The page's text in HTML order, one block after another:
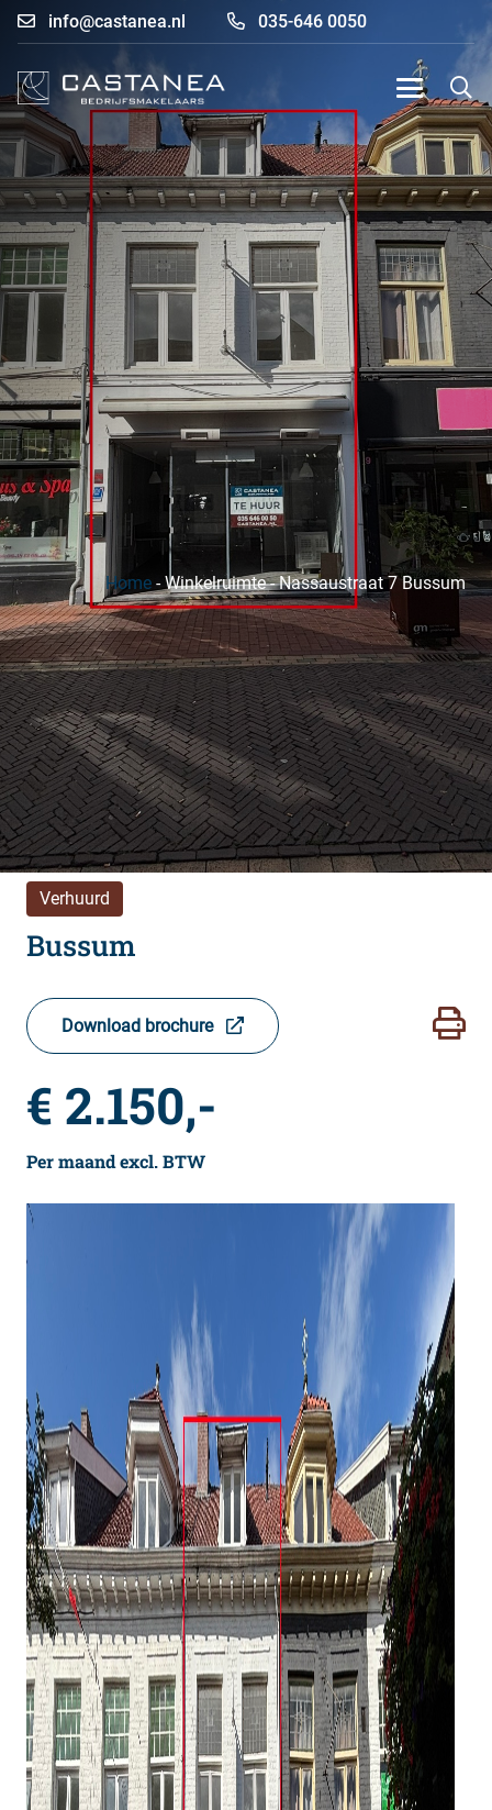
info@castanea.nl 035-646 0050
Home -Winkelruimte-Nassaustraat 7 Bussum
Verhuurd
Bussum
Download brochure
€ 2.150,-
Per maand excl. BTW